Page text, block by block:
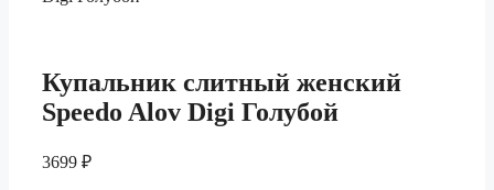
Купальник слитный женский
Speedo Alov Digi Голубой
3699 ₽